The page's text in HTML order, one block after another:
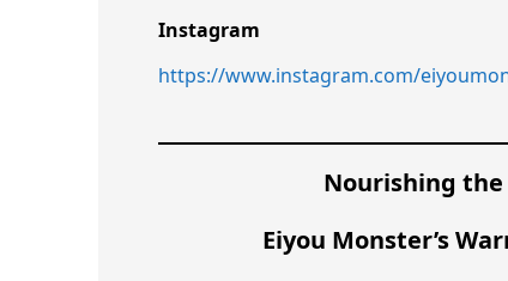
Instagram
https://www.instagram.com/
Nourishing the
Eiyou Monster’s